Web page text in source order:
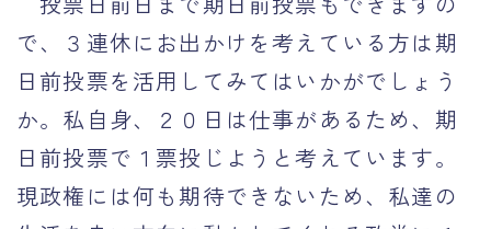
で、３連休にお出かけを考えている方は期
日前投票を活用してみてはいかがでしょう
か。私自身、２０日は仕事があるため、期
日前投票で１票投じようと考えています。
現政権には何も期待できないため、私達の